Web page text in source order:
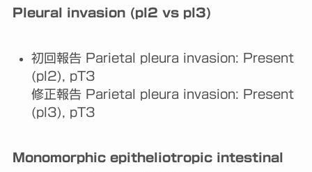
Pleural invasion (pl2 vs pl3)
初回報告 Parietal pleura invasion: Present
(pl2), pT3
修正報告 Parietal pleura invasion: Present
(pl3), pT3
Monomorphic epitheliotropic intestinal